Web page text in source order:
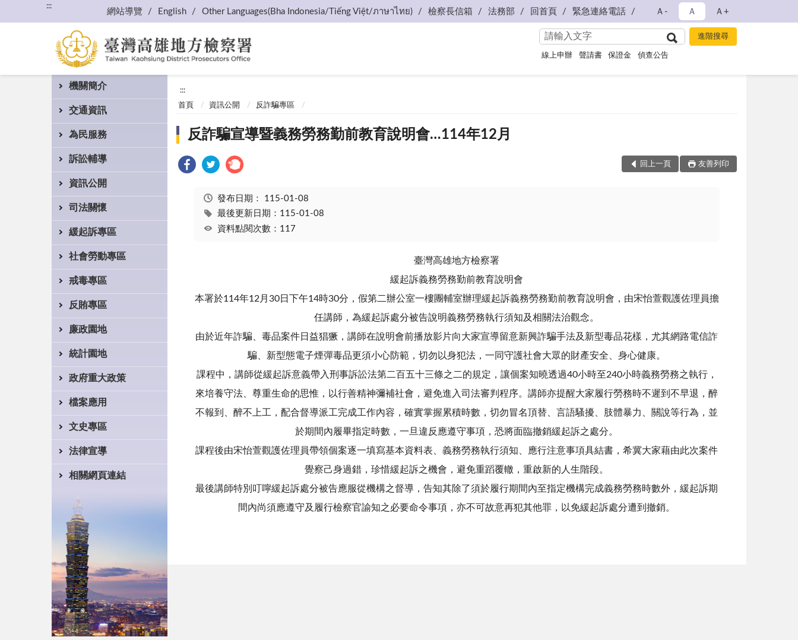
:::
網站導覽 English Other Languages(Bha Indonesia/Tiếng Việt/ภาษาไทย) 檢察長信箱 法務部 回首頁 緊急連絡電話 Ａ- Ａ Ａ+
線上申辦 聲請書 保證金 偵查公告
機關簡介
交通資訊
為民服務
訴訟輔導
資訊公開
司法關懷
緩起訴專區
社會勞動專區
戒毒專區
反賄專區
廉政園地
統計園地
政府重大政策
檔案應用
文史專區
法律宣導
相關網頁連結
:::
首頁 資訊公開 反詐騙專區
反詐騙宣導暨義務勞務勤前教育說明會…114年12月
回上一頁 友善列印
發布日期： 115-01-08
最後更新日期：115-01-08
資料點閱次數：117
臺灣高雄地方檢察署
緩起訴義務勞務勤前教育說明會
本署於114年12月30日下午14時30分，假第二辦公室一樓團輔室辦理緩起訴義務勞務勤前教育說明會，由宋怡萱觀護佐理員擔
任講師，為緩起訴處分被告說明義務勞務執行須知及相關法治觀念。
由於近年詐騙、毒品案件日益猖獗，講師在說明會前播放影片向大家宣導留意新興詐騙手法及新型毒品花樣，尤其網路電信詐
騙、新型態電子煙彈毒品更須小心防範，切勿以身犯法，一同守護社會大眾的財產安全、身心健康。
課程中，講師從緩起訴意義帶入刑事訴訟法第二百五十三條之二的規定，讓個案知曉透過40小時至240小時義務勞務之執行，
來培養守法、尊重生命的思惟，以行善精神彌補社會，避免進入司法審判程序。講師亦提醒大家履行勞務時不遲到不早退，醉
不報到、醉不上工，配合督導派工完成工作內容，確實掌握累積時數，切勿冒名頂替、言語騷擾、肢體暴力、關說等行為，並
於期間內履畢指定時數，一旦違反應遵守事項，恐將面臨撤銷緩起訴之處分。
課程後由宋怡萱觀護佐理員帶領個案逐一填寫基本資料表、義務勞務執行須知、應行注意事項具結書，希冀大家藉由此次案件
覺察己身過錯，珍惜緩起訴之機會，避免重蹈覆轍，重啟新的人生階段。
最後講師特別叮嚀緩起訴處分被告應服從機構之督導，告知其除了須於履行期間內至指定機構完成義務勞務時數外，緩起訴期
間內尚須應遵守及履行檢察官諭知之必要命令事項，亦不可故意再犯其他罪，以免緩起訴處分遭到撤銷。